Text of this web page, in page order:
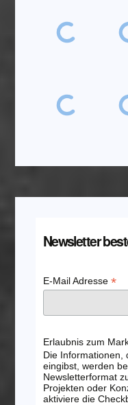
Newsletter
E-Mail Adresse *
Erlaubnis zum
Die Informationen,
eingibst, werden
Newsletterformat
Projekten oder
aktiviere die